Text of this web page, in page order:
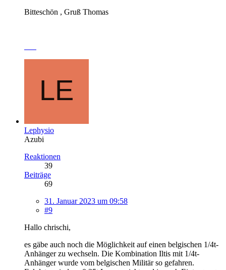
Bitteschön , Gruß Thomas
Lephysio
Azubi
Reaktionen
39
Beiträge
69
31. Januar 2023 um 09:58
#9
Hallo chrischi,
es gäbe auch noch die Möglichkeit auf einen belgischen 1/4t-
Anhänger zu wechseln. Die Kombination Iltis mit 1/4t-
Anhänger wurde vom belgischen Militär so gefahren.